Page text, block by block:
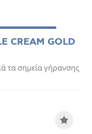
CREAM GOLD
τα σημεία γήρανσης